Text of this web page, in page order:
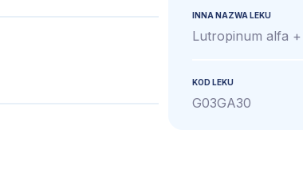
INNA NAZWA LEKU
Lutropinum alfa
KOD LEKU
G03GA30